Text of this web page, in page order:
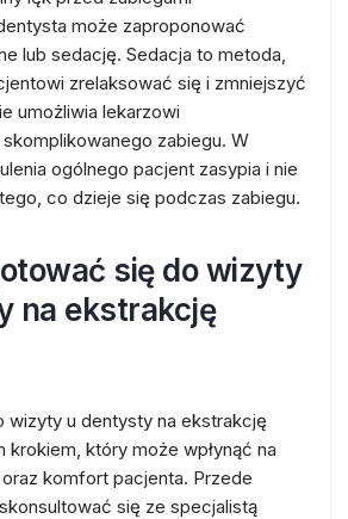
może zaproponować
lub sedację. Sedacja to metoda,
zrelaksować się i zmniejszyć
umożliwia lekarzowi
zabiegu. W
ogólnego pacjent zasypia i nie
co dzieje się podczas zabiegu.
się do wizyty
na ekstrakcję
wizyty u dentysty na ekstrakcję
krokiem, który może wpłynąć na
komfort pacjenta. Przede
się ze specjalistą